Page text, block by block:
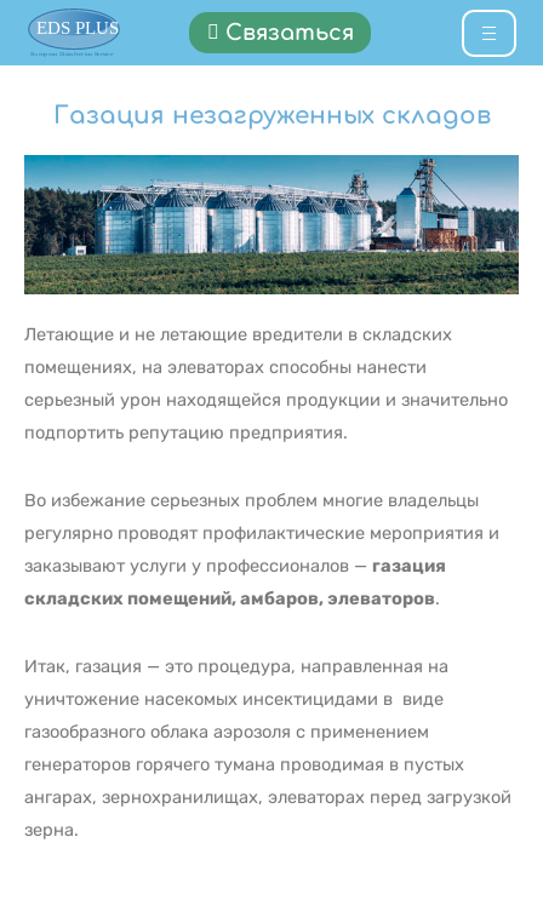
Связаться
Газация незагруженных складов
Летающие и не летающие вредители в складских
помещениях, на элеваторах способны нанести
серьезный урон находящейся продукции и значительно
подпортить репутацию предприятия.
Во избежание серьезных проблем многие владельцы
регулярно проводят профилактические мероприятия и
заказывают услуги у профессионалов — газация
складских помещений, амбаров, элеваторов.
Итак, газация — это процедура, направленная на
уничтожение насекомых инсектицидами в виде
газообразного облака аэрозоля с применением
генераторов горячего тумана проводимая в пустых
ангарах, зернохранилищах, элеваторах перед загрузкой
зерна.